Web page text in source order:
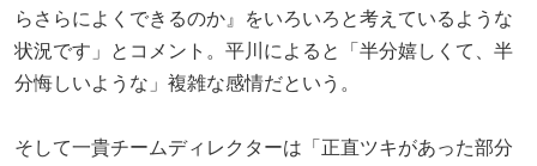
らさらによくできるのか』をいろいろと考えているような
状況です」とコメント。平川によると「半分嬉しくて、半
分悔しいような」複雑な感情だという。
そして一貴チームディレクターは「正直ツキがあった部分